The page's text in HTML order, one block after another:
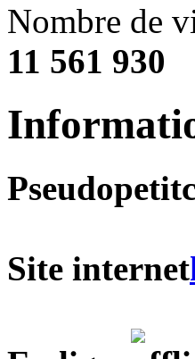
Nombre de
11 561 930
Pseudo
Site internet